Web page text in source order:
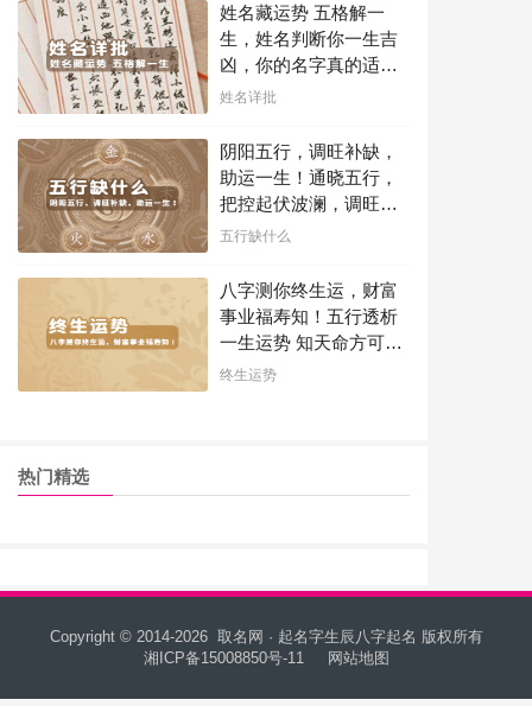
姓名藏运势 五格解一
生，姓名判断你一生吉
凶，你的名字真的适合
你吗？
姓名详批
阴阳五行，调旺补缺，
助运一生！通晓五行，
把控起伏波澜，调旺补
缺，助运你的一生！
五行缺什么
八字测你终生运，财富
事业福寿知！五行透析
一生运势 知天命方可福
寿绵长终生富贵！
终生运势
热门精选
Copyright © 2014-2026 取名网 · 起名字生辰八字起名 版权所有
湘ICP备15008850号-11
网站地图